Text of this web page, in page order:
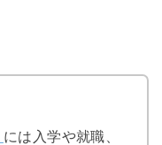
には入学や就職、